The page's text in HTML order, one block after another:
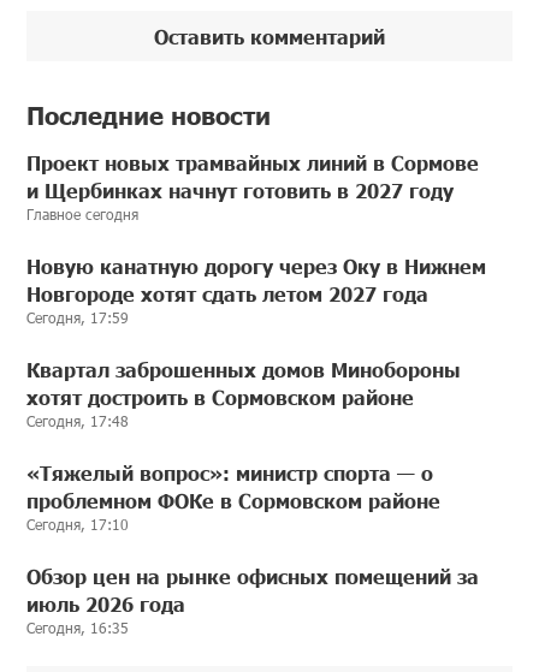
Оставить комментарий
Последние новости
Проект новых трамвайных линий в Сормове
и Щербинках начнут готовить в 2027 году
Главное сегодня
Новую канатную дорогу через Оку в Нижнем
Новгороде хотят сдать летом 2027 года
Сегодня, 17:59
Квартал заброшенных домов Минобороны
хотят достроить в Сормовском районе
Сегодня, 17:48
«Тяжелый вопрос»: министр спорта — о
проблемном ФОКе в Сормовском районе
Сегодня, 17:10
Обзор цен на рынке офисных помещений за
июль 2026 года
Сегодня, 16:35